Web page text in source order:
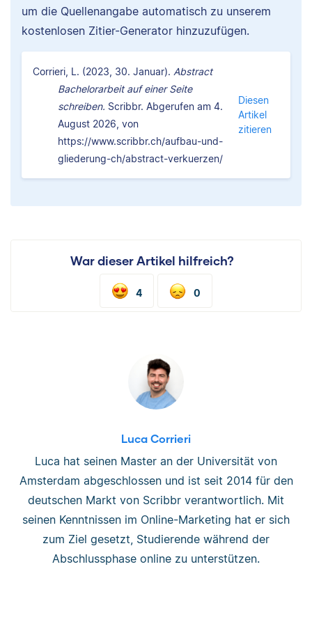
um die Quellenangabe automatisch zu unserem
kostenlosen Zitier-Generator hinzuzufügen.
Corrieri, L. (2023, 30. Januar). Abstract
Bachelorarbeit auf einer Seite
schreiben. Scribbr. Abgerufen am 4.
August 2026, von
https://www.scribbr.ch/aufbau-und-
gliederung-ch/abstract-verkuerzen/
Diesen
Artikel
zitieren
War dieser Artikel hilfreich?
4 0
Luca Corrieri
Luca hat seinen Master an der Universität von
Amsterdam abgeschlossen und ist seit 2014 für den
deutschen Markt von Scribbr verantwortlich. Mit
seinen Kenntnissen im Online-Marketing hat er sich
zum Ziel gesetzt, Studierende während der
Abschlussphase online zu unterstützen.